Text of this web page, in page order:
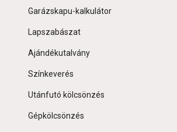
Garázskapu-kalkulátor
Lapszabászat
Ajándékutalvány
Színkeverés
Utánfutó kölcsönzés
Gépkölcsönzés